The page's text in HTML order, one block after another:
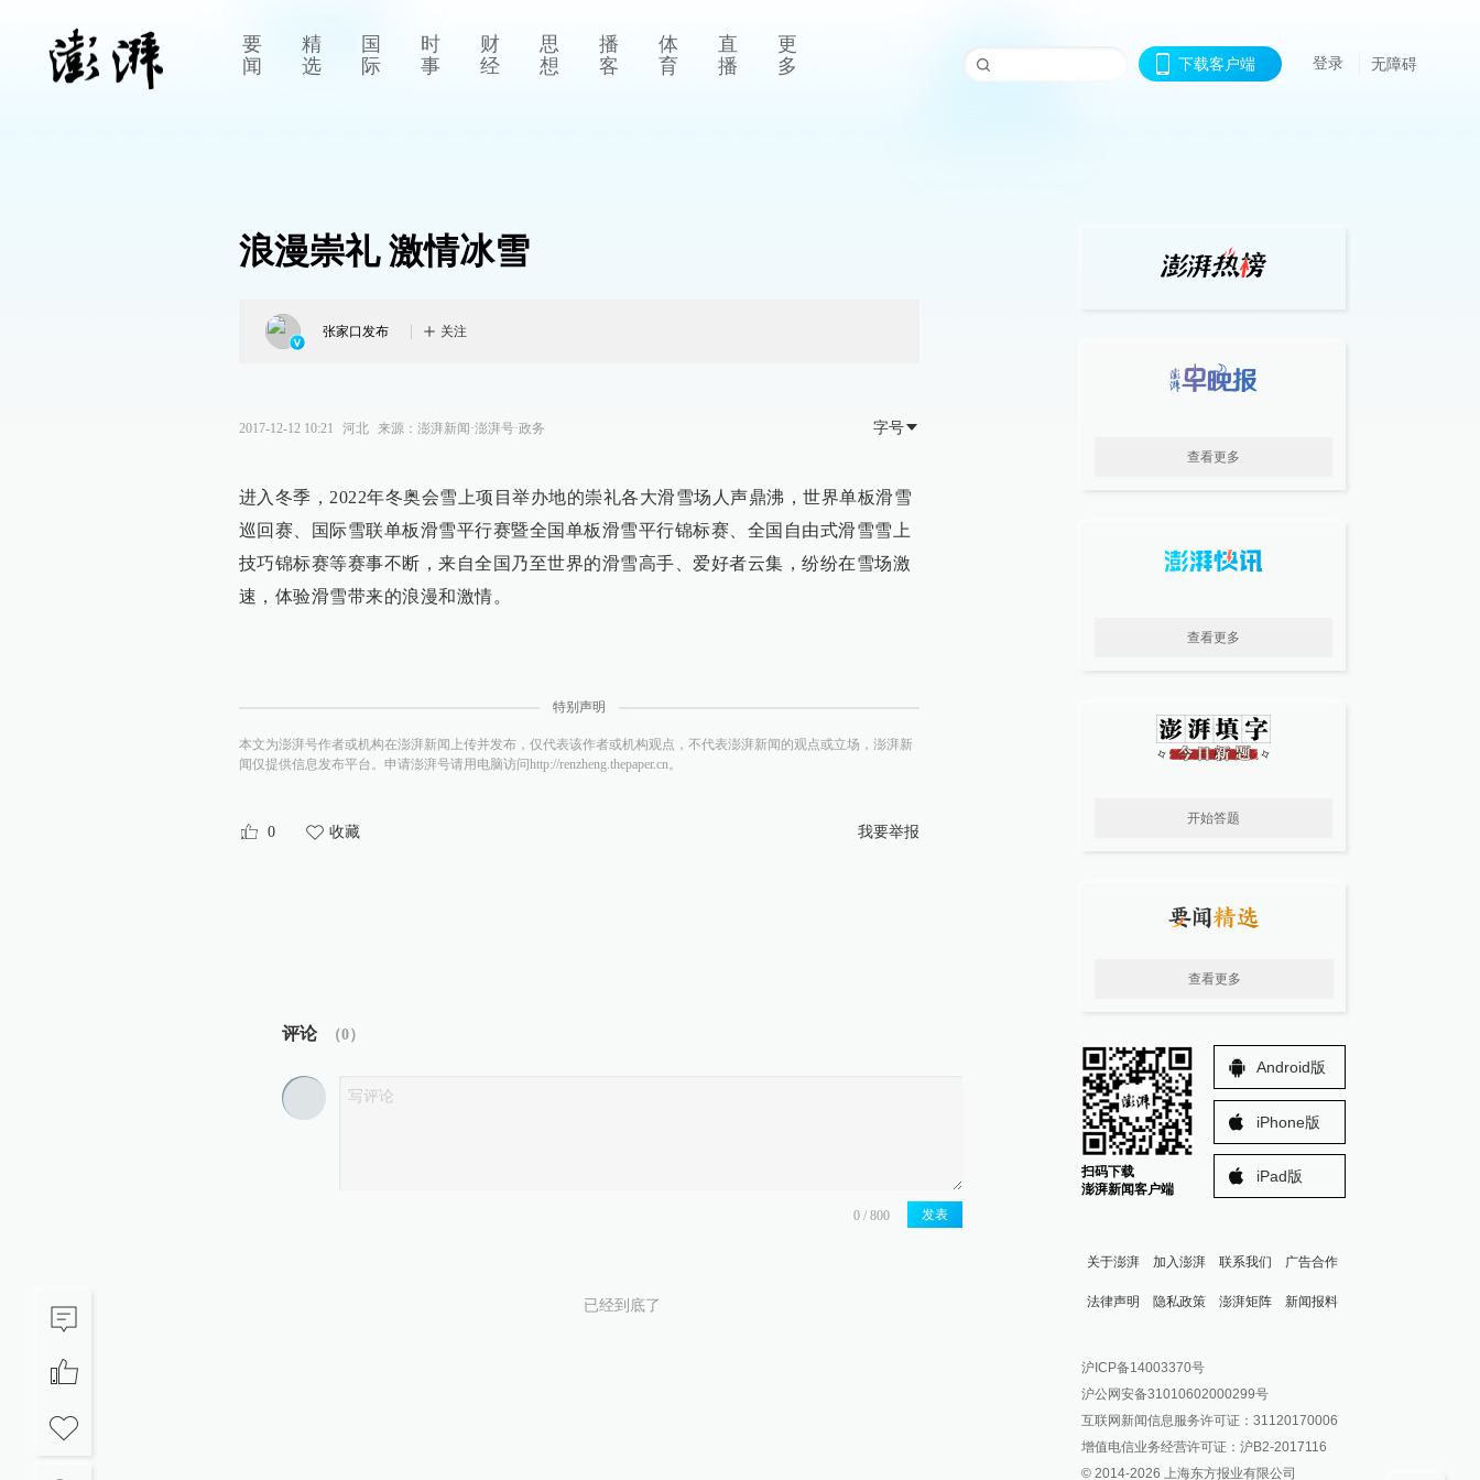
要
闻
精
选
国
际
时
事
财
经
思
想
播
客
体
育
直
播
更
多
下载客户端 登录 无障碍
浪漫崇礼 激情冰雪
张家口发布 关注
2017-12-12 10:21 河北 来源： 澎湃新闻·澎湃号·政务 字号
进入冬季，2022年冬奥会雪上项目举办地的崇礼各大滑雪场人声鼎沸，世界单板滑雪
巡回赛、国际雪联单板滑雪平行赛暨全国单板滑雪平行锦标赛、全国自由式滑雪雪上
技巧锦标赛等赛事不断，来自全国乃至世界的滑雪高手、爱好者云集，纷纷在雪场激
速，体验滑雪带来的浪漫和激情。
特别声明
本文为澎湃号作者或机构在澎湃新闻上传并发布，仅代表该作者或机构观点，不代表澎湃新闻的观点或立场，澎湃新
闻仅提供信息发布平台。申请澎湃号请用电脑访问http://renzheng.thepaper.cn。
0 收藏 我要举报
评论 （0）
发表
已经到底了
查看更多
查看更多
开始答题
查看更多
扫码下载
澎湃新闻客户端
Android版
iPhone版
iPad版
关于澎湃 加入澎湃 联系我们 广告合作
法律声明 隐私政策 澎湃矩阵
澎湃新闻公众号
澎湃新闻抖音号
派生万物开放平台
IP SHANGHAI
新闻报料
报料邮箱: news@thepaper.cn
沪ICP备14003370号
沪公网安备31010602000299号
互联网新闻信息服务许可证：31120170006
增值电信业务经营许可证：沪B2-2017116
© 2014-2026 上海东方报业有限公司